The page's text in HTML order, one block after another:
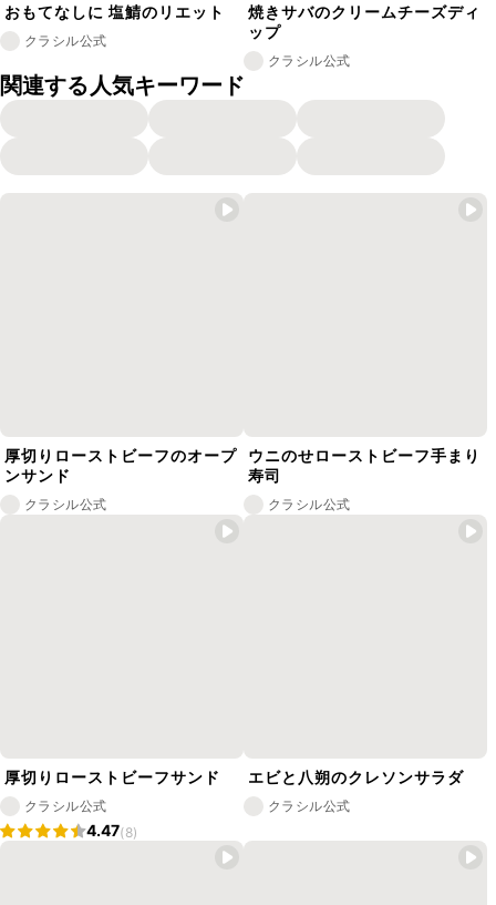
おもてなしに 塩鯖のリエット
クラシル公式
焼きサバのクリームチーズディ
ップ
クラシル公式
関連する人気キーワード
厚切りローストビーフのオープ
ンサンド
クラシル公式
ウニのせローストビーフ手まり
寿司
クラシル公式
厚切りローストビーフサンド
クラシル公式
4.47(8)
エビと八朔のクレソンサラダ
クラシル公式